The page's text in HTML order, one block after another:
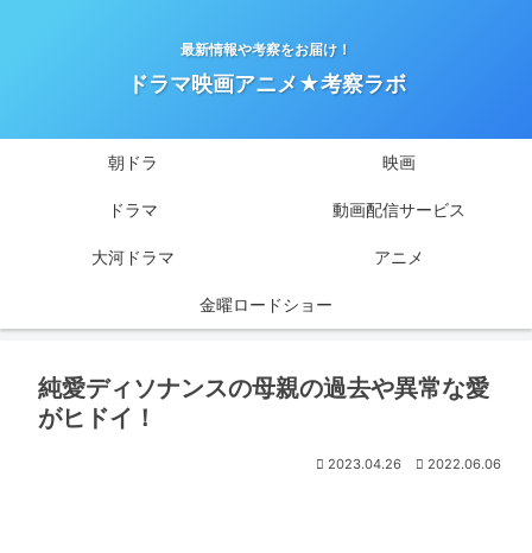
最新情報や考察をお届け！
ドラマ映画アニメ★考察ラボ
朝ドラ 映画
ドラマ 動画配信サービス
大河ドラマ アニメ
金曜ロードショー
純愛ディソナンスの母親の過去や異常な愛
がヒドイ！
2023.04.26 2022.06.06